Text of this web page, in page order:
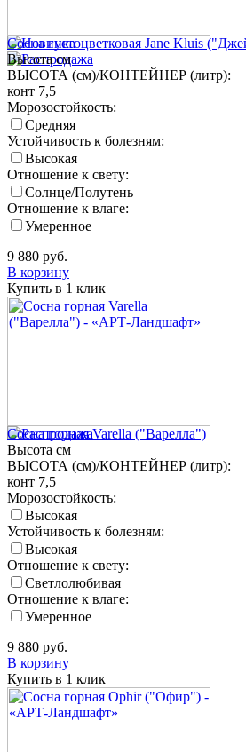
Сосна густоцветковая Jane Kluis
Высотасм
ВЫСОТА (см)/КОНТЕЙНЕР (литр):
конт 7,5
Морозостойкость:
Средняя
Устойчивость к болезням:
Высокая
Отношение к свету:
Солнце/Полутень
Отношение к влаге:
Умеренное
9 880 руб.
В корзину
Купить в 1 клик
Сосна горная Varella ("Варелла")
Высота см
ВЫСОТА (см)/КОНТЕЙНЕР (литр):
конт 7,5
Морозостойкость:
Высокая
Устойчивость к болезням:
Высокая
Отношение к свету:
Светлолюбивая
Отношение к влаге:
Умеренное
9 880 руб.
В корзину
Купить в 1 клик